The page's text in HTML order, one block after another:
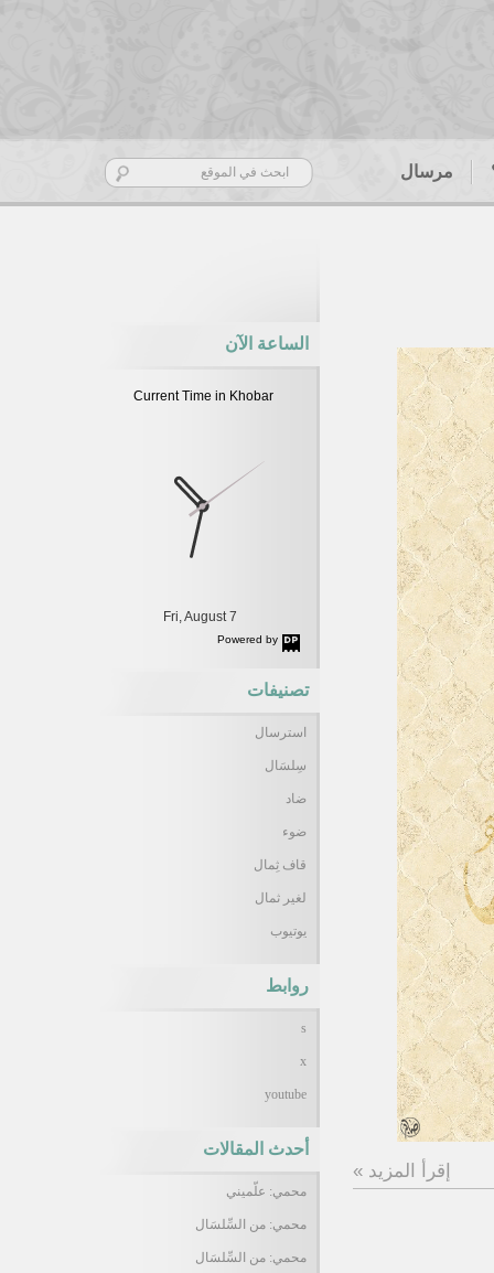
مرسال
إقرأ المزيد »
الساعة الآن
Powered by
Current Time in Khobar
Fri, August 7
تصنيفات
استرسال
سِلسَال
ضاد
ضوء
قاف ثِمال
لغير ثمال
يوتيوب
روابط
s
x
youtube
أحدث المقالات
محمي: علّميني
محمي: من السِّلسَال
محمي: من السِّلسَال